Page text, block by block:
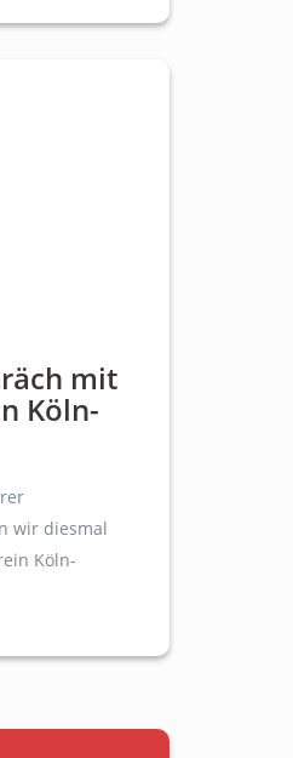
mit
Köln-
wir diesmal
Köln-